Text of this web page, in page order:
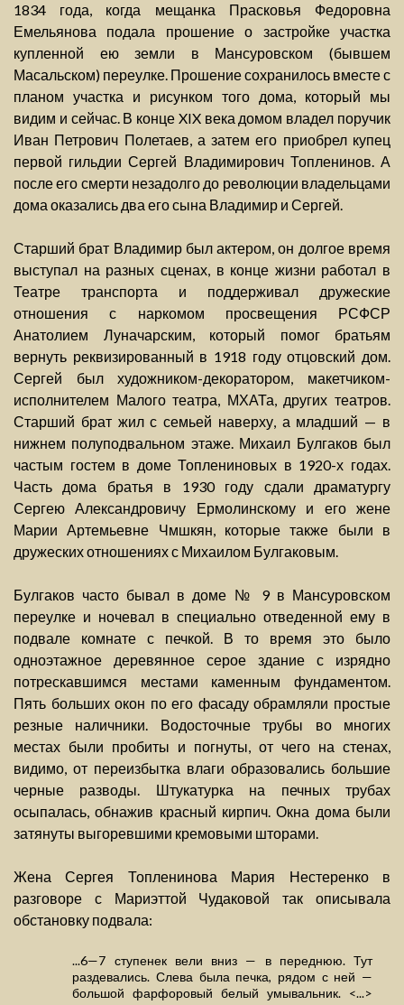
1834 года, когда мещанка Прасковья Федоровна
Емельянова подала прошение о застройке участка
купленной ею земли в Мансуровском (бывшем
Масальском) переулке. Прошение сохранилось вместе с
планом участка и рисунком того дома, который мы
видим и сейчас. В конце XIX века домом владел поручик
Иван Петрович Полетаев, а затем его приобрел купец
первой гильдии Сергей Владимирович Топленинов. А
после его смерти незадолго до революции владельцами
дома оказались два его сына Владимир и Сергей.
Старший брат Владимир был актером, он долгое время
выступал на разных сценах, в конце жизни работал в
Театре транспорта и поддерживал дружеские
отношения с наркомом просвещения РСФСР
Анатолием Луначарским, который помог братьям
вернуть реквизированный в 1918 году отцовский дом.
Сергей был художником-декоратором, макетчиком-
исполнителем Малого театра, МХАТа, других театров.
Старший брат жил с семьей наверху, а младший — в
нижнем полуподвальном этаже. Михаил Булгаков был
частым гостем в доме Топлениновых в 1920-х годах.
Часть дома братья в 1930 году сдали драматургу
Сергею Александровичу Ермолинскому и его жене
Марии Артемьевне Чмшкян, которые также были в
дружеских отношениях с Михаилом Булгаковым.
Булгаков часто бывал в доме № 9 в Мансуровском
переулке и ночевал в специально отведенной ему в
подвале комнате с печкой. В то время это было
одноэтажное деревянное серое здание с изрядно
потрескавшимся местами каменным фундаментом.
Пять больших окон по его фасаду обрамляли простые
резные наличники. Водосточные трубы во многих
местах были пробиты и погнуты, от чего на стенах,
видимо, от переизбытка влаги образовались большие
черные разводы. Штукатурка на печных трубах
осыпалась, обнажив красный кирпич. Окна дома были
затянуты выгоревшими кремовыми шторами.
Жена Сергея Топленинова Мария Нестеренко в
разговоре с Мариэттой Чудаковой так описывала
обстановку подвала:
...6—7 ступенек вели вниз — в переднюю. Тут
раздевались. Слева была печка, рядом с ней —
большой фарфоровый белый умывальник. <...>